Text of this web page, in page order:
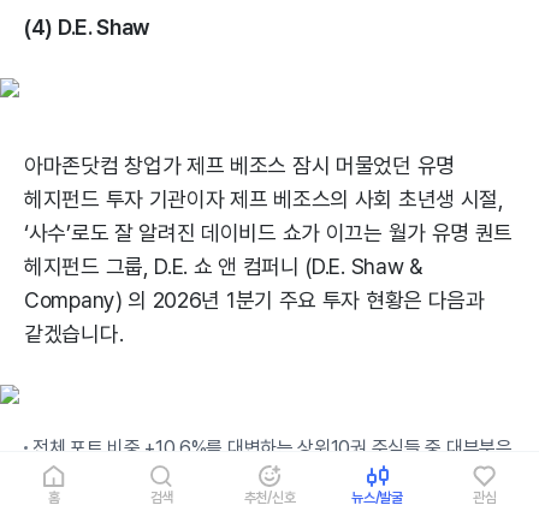
홈 검색 추천/신호 뉴스/발굴 관심
(4) D.E. Shaw
아마존닷컴 창업가 제프 베조스 잠시 머물었던 유명
헤지펀드 투자 기관이자 제프 베조스의 사회 초년생 시절,
‘사수’로도 잘 알려진 데이비드 쇼가 이끄는 월가 유명 퀀트
헤지펀드 그룹, D.E. 쇼 앤 컴퍼니 (D.E. Shaw &
Company) 의 2026년 1분기 주요 투자 현황은 다음과
같겠습니다.
전체 포트 비중 +10.6%를 대변하는 상위10권 주식들 중 대부분은
IT 기술주들로 구성됩니다.
흥미로운 점은 기업 펀더멘털 실적 지표에 기반을 둔 버크셔